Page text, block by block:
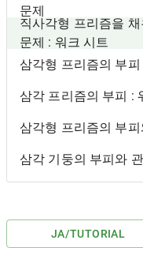
문제
직사각형 프리즘을
문제 : 워크 시트
삼각형 프리즘의 부피
삼각 프리즘의 부피 :
삼각형 프리즘의 부
삼각 기둥의 부피와
JA/TUTORIAL